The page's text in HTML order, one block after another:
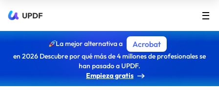
UPDF
La mejor alternativa a Acrobat
en 2026 Descubre por qué más de 4 millones de profesionales se
han pasado a UPDF.
Empieza gratis